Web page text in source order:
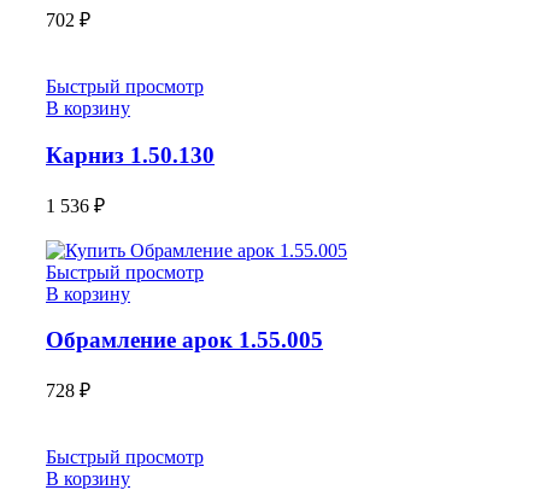
702 ₽
Быстрый просмотр
В корзину
Карниз 1.50.130
1 536 ₽
Быстрый просмотр
В корзину
Обрамление арок 1.55.005
728 ₽
Быстрый просмотр
В корзину